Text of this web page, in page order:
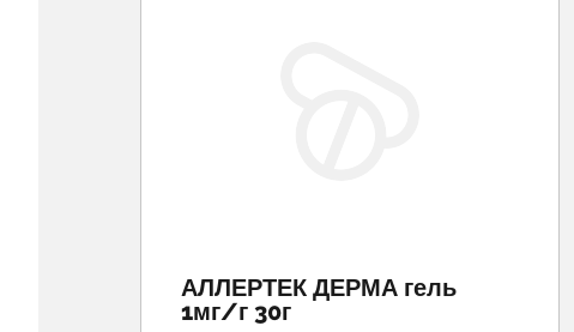
АЛЛЕРТЕК ДЕРМА гель
1мг/г 30г